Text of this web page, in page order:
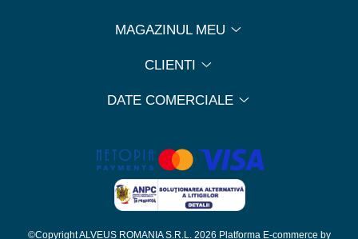
MAGAZINUL MEU
CLIENTI
DATE COMERCIALE
©Copyright ALVEUS ROMANIA S.R.L. 2026 Platforma E-commerce by